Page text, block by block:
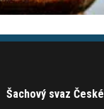
Šachový svaz